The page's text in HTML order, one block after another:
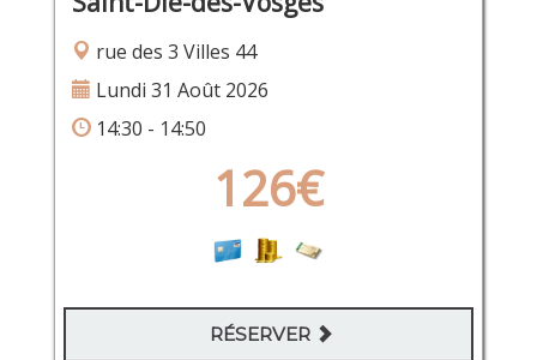
rue des 3 Villes 44
Lundi 31 Août 2026
14:30 - 14:50
126€
RÉSERVER